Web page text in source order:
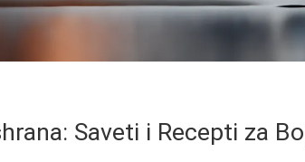
Saveti i Recepti za